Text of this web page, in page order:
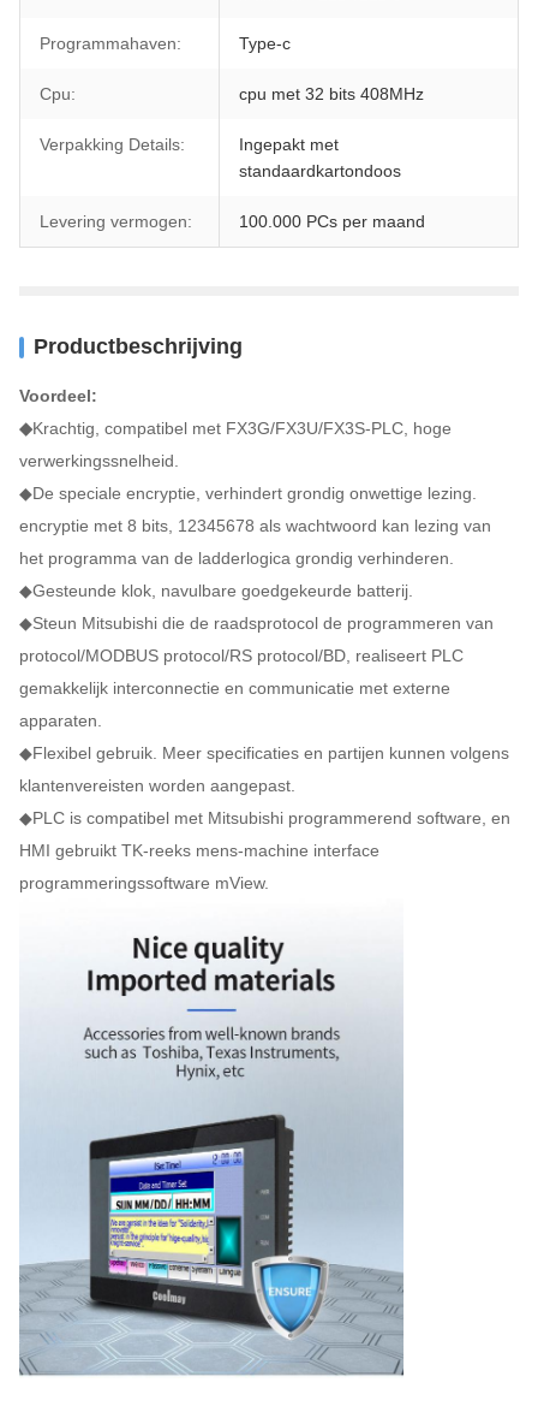
Programmahaven: Type-c
Cpu: cpu met 32 bits 408MHz
Verpakking Details:
Ingepakt met
standaardkartondoos
Levering vermogen: 100.000 PCs per maand
Productbeschrijving
Voordeel:
◆Krachtig, compatibel met FX3G/FX3U/FX3S-PLC, hoge
verwerkingssnelheid.
◆De speciale encryptie, verhindert grondig onwettige lezing.
encryptie met 8 bits, 12345678 als wachtwoord kan lezing van
het programma van de ladderlogica grondig verhinderen.
◆Gesteunde klok, navulbare goedgekeurde batterij.
◆Steun Mitsubishi die de raadsprotocol de programmeren van
protocol/MODBUS protocol/RS protocol/BD, realiseert PLC
gemakkelijk interconnectie en communicatie met externe
apparaten.
◆Flexibel gebruik. Meer specificaties en partijen kunnen volgens
klantenvereisten worden aangepast.
◆PLC is compatibel met Mitsubishi programmerend software, en
HMI gebruikt TK-reeks mens-machine interface
programmeringssoftware mView.